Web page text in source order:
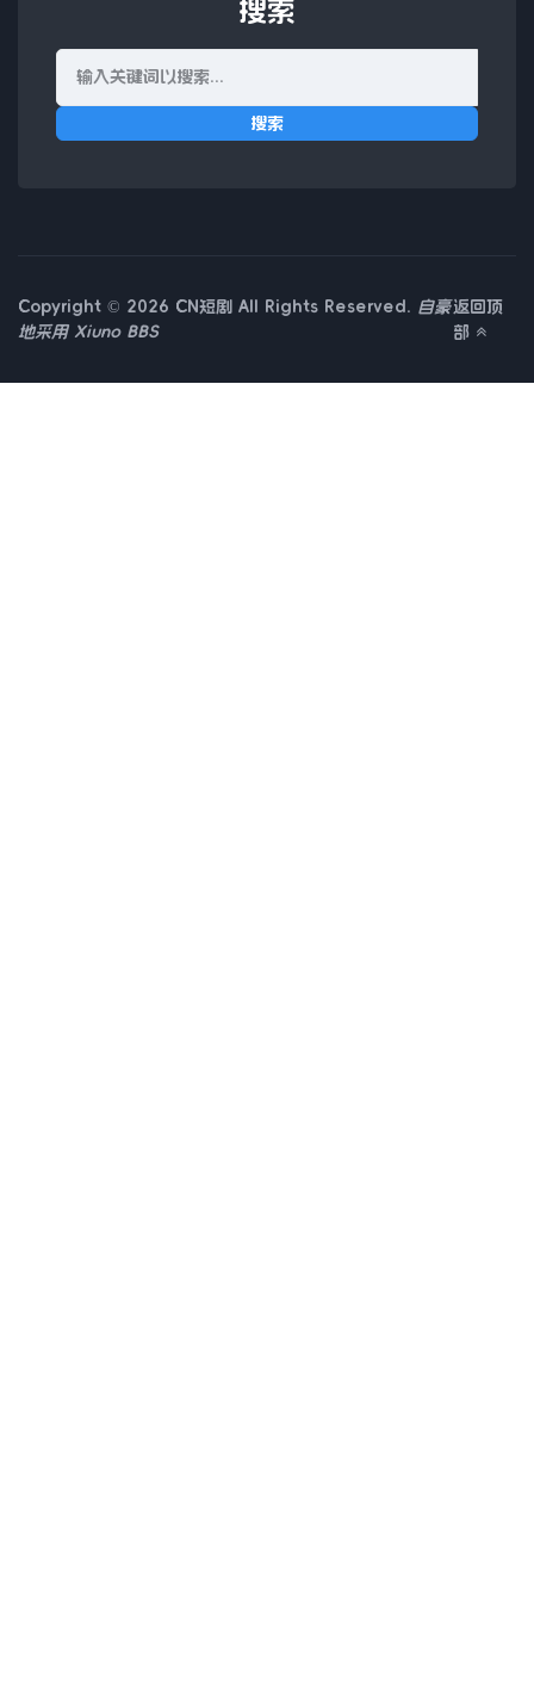
搜索
搜索
Copyright © 2026 CN短剧 All Rights Reserved.
自豪
地采用 Xiuno BBS
返回顶
部